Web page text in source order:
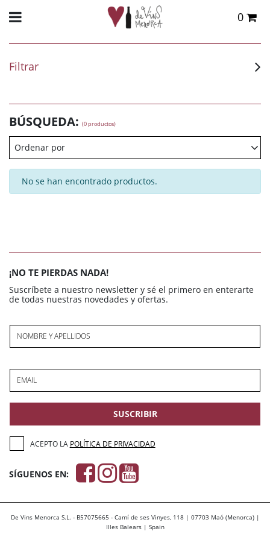
0
Filtrar
BÚSQUEDA: (0 productos)
Ordenar por
No se han encontrado productos.
¡NO TE PIERDAS NADA!
Suscríbete a nuestro newsletter y sé el primero en enterarte
de todas nuestras novedades y ofertas.
NOMBRE Y APELLIDOS
EMAIL
SUSCRIBIR
ACEPTO LA POLÍTICA DE PRIVACIDAD
SÍGUENOS EN:
De Vins Menorca S.L. - B57075665 - Camí de ses Vinyes, 118 | 07703 Maó (Menorca) |
Illes Balears | Spain